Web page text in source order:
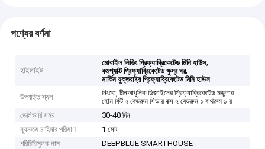
পণ্যের বর্ণনা
হাইলাইট
মোবাইল লিভিং প্রিফ্যাব্রিকেটেড মিনি হাউস,
কমপ্যাক্ট প্রিফ্যাব্রিকেটেড ক্ষুদ্র ঘর,
মার্কিন যুক্তরাষ্ট্র প্রিফ্যাব্রিকেটেড মিনি হাউস
উৎপত্তি স্থল
নিংবো, চীনআধুনিক ডিজাইনের প্রিফ্যাব্রিকেটেড মডুলার
হোম কিট ২ বেডরুম সিডার বক্স ২ বেডরুম ১ বাথরুম ১ র
ডেলিভারি সময়
30-40 দিন
ন্যূনতম চাহিদার পরিমাণ
1 সেট
পরিচিতিমুলক নাম
DEEPBLUE SMARTHOUSE